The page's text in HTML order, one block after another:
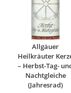
Allgäuer
Heilkräuter
– Herbst-Tag-
Nachtgleiche
(Jahresrad)